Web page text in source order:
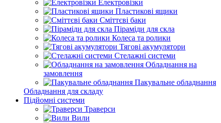
Електровізки
Пластикові ящики
Сміттєві баки
Піраміди для скла
Колеса та ролики
Тягові акумулятори
Стелажні системи
Обладнання на
замовлення
Пакувальне обладнання
Обладнання для складу
Підйомні системи
Траверси
Вили